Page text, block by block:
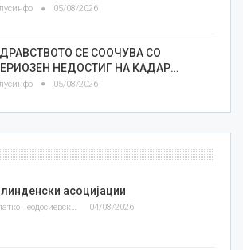
05/08/2026
СЕ СООЧУВА СО
НЕДОСТИГ НА КАДАР…
05/08/2026
асоцијации
Златко Теодосиевски 04/08/2026